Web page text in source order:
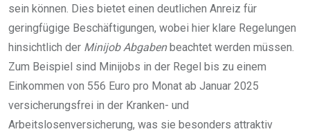
sein können. Dies bietet einen deutlichen Anreiz für
geringfügige Beschäftigungen, wobei hier klare Regelungen
hinsichtlich der Minijob Abgabenbeachtet werden müssen.
Zum Beispiel sind Minijobs in der Regel bis zu einem
Einkommen von 556 Euro pro Monat ab Januar 2025
versicherungsfrei in der Kranken- und
Arbeitslosenversicherung, was sie besonders attraktiv